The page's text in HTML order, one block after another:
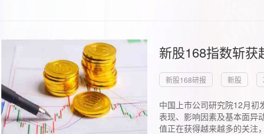
新股168指数斩
新股168研报 新股
中国上市公司研究院12月初
表现、影响因素及基本面异
值正在获得越来越多的关注